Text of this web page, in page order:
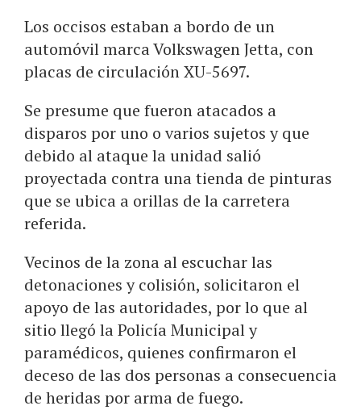
Los occisos estaban a bordo de un
automóvil marca Volkswagen Jetta, con
placas de circulación XU-5697.
Se presume que fueron atacados a
disparos por uno o varios sujetos y que
debido al ataque la unidad salió
proyectada contra una tienda de pinturas
que se ubica a orillas de la carretera
referida.
Vecinos de la zona al escuchar las
detonaciones y colisión, solicitaron el
apoyo de las autoridades, por lo que al
sitio llegó la Policía Municipal y
paramédicos, quienes confirmaron el
deceso de las dos personas a consecuencia
de heridas por arma de fuego.